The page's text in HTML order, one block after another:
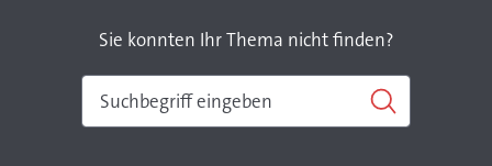
Sie konnten Ihr Thema nicht finden?